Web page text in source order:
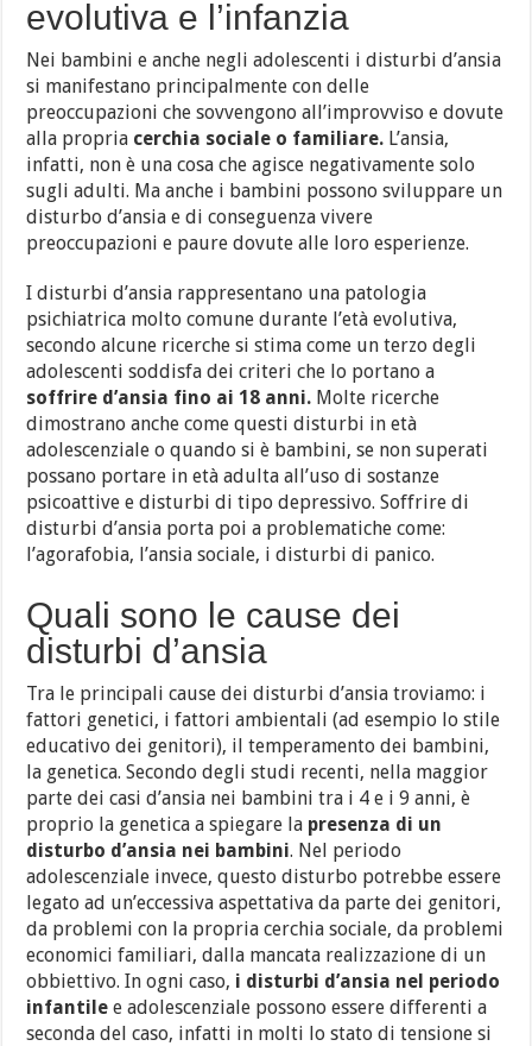
evolutiva e l’infanzia
Nei bambini e anche negli adolescenti i disturbi d’ansia
si manifestano principalmente con delle
preoccupazioni che sovvengono all’improvviso e dovute
alla propria cerchia sociale o familiare. L’ansia,
infatti, non è una cosa che agisce negativamente solo
sugli adulti. Ma anche i bambini possono sviluppare un
disturbo d’ansia e di conseguenza vivere
preoccupazioni e paure dovute alle loro esperienze.
I disturbi d’ansia rappresentano una patologia
psichiatrica molto comune durante l’età evolutiva,
secondo alcune ricerche si stima come un terzo degli
adolescenti soddisfa dei criteri che lo portano a
soffrire d’ansia fino ai 18 anni. Molte ricerche
dimostrano anche come questi disturbi in età
adolescenziale o quando si è bambini, se non superati
possano portare in età adulta all’uso di sostanze
psicoattive e disturbi di tipo depressivo. Soffrire di
disturbi d’ansia porta poi a problematiche come:
l’agorafobia, l’ansia sociale, i disturbi di panico.
Quali sono le cause dei
disturbi d’ansia
Tra le principali cause dei disturbi d’ansia troviamo: i
fattori genetici, i fattori ambientali (ad esempio lo stile
educativo dei genitori), il temperamento dei bambini,
la genetica. Secondo degli studi recenti, nella maggior
parte dei casi d’ansia nei bambini tra i 4 e i 9 anni, è
proprio la genetica a spiegare la presenza di un
disturbo d’ansia nei bambini. Nel periodo
adolescenziale invece, questo disturbo potrebbe essere
legato ad un’eccessiva aspettativa da parte dei genitori,
da problemi con la propria cerchia sociale, da problemi
economici familiari, dalla mancata realizzazione di un
obbiettivo. In ogni caso, i disturbi d’ansia nel periodo
infantile e adolescenziale possono essere differenti a
seconda del caso, infatti in molti lo stato di tensione si